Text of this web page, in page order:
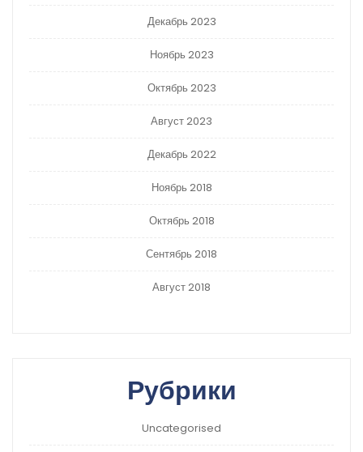
Декабрь 2023
Ноябрь 2023
Октябрь 2023
Август 2023
Декабрь 2022
Ноябрь 2018
Октябрь 2018
Сентябрь 2018
Август 2018
Рубрики
Uncategorised